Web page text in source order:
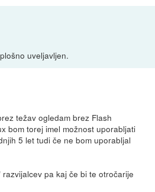
uveljavljen.
težav ogledam brez Flash
bom torej imel možnost uporabljati
5 let tudi če ne bom uporabljal
pa kaj če bi te otročarije